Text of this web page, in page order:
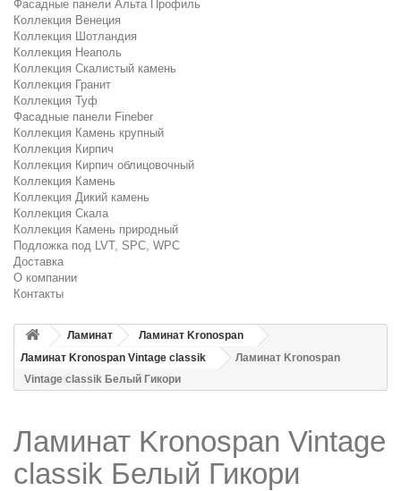
Фасадные панели Альта Профиль
Коллекция Венеция
Коллекция Шотландия
Коллекция Неаполь
Коллекция Скалистый камень
Коллекция Гранит
Коллекция Туф
Фасадные панели Fineber
Коллекция Камень крупный
Коллекция Кирпич
Коллекция Кирпич облицовочный
Коллекция Камень
Коллекция Дикий камень
Коллекция Скала
Коллекция Камень природный
Подложка под LVT, SPC, WPC
Доставка
О компании
Контакты
Ламинат
Ламинат Kronospan
Ламинат Kronospan Vintage classik
Ламинат Kronospan
Vintage classik Белый Гикори
Ламинат Kronospan Vintage
classik Белый Гикори